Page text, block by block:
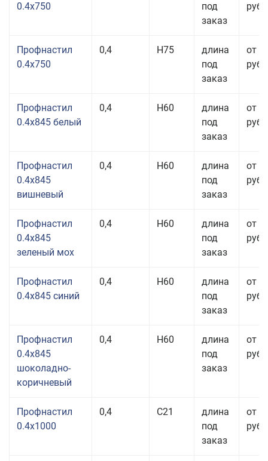
0.4x750
под
заказ
руб.
Профнастил
0.4x750
0,4 Н75
длина
под
заказ
от
руб.
Профнастил
0.4x845 белый
0,4 Н60
длина
под
заказ
от
руб.
Профнастил
0.4x845
вишневый
0,4 Н60
длина
под
заказ
от
руб.
Профнастил
0.4x845
зеленый мох
0,4 Н60
длина
под
заказ
от
руб.
Профнастил
0.4x845 синий
0,4 Н60
длина
под
заказ
от
руб.
Профнастил
0.4x845
шоколадно-
коричневый
0,4 Н60
длина
под
заказ
от
руб.
Профнастил
0.4x1000
0,4 С21
длина
под
заказ
от
руб.